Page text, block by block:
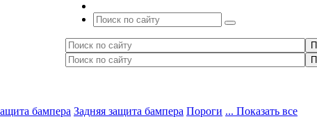
бампера Задняя защита бампера Пороги ... Показать все